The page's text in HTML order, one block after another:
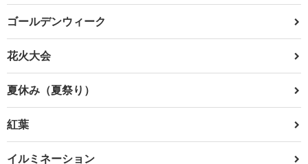
ゴールデンウィーク
花火大会
夏休み（夏祭り）
紅葉
イルミネーション